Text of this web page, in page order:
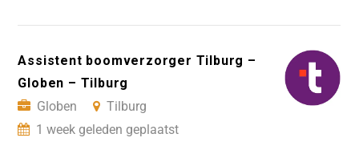
Assistent boomverzorger Tilburg –
Globen – Tilburg
Globen
Tilburg
1 week geleden geplaatst